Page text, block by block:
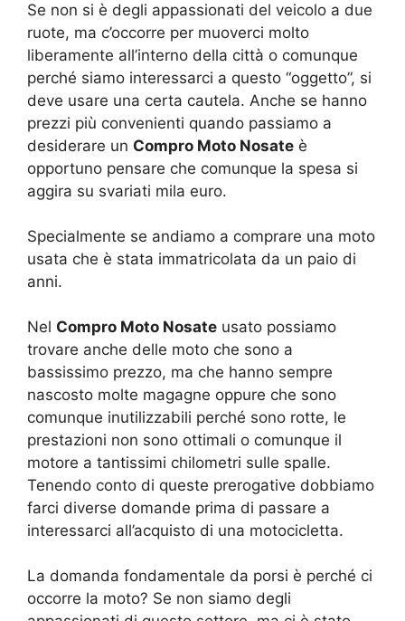
Se non si è degli appassionati del veicolo a due
ruote, ma c’occorre per muoverci molto
liberamente all’interno della città o comunque
perché siamo interessarci a questo “oggetto”, si
deve usare una certa cautela. Anche se hanno
prezzi più convenienti quando passiamo a
desiderare un Compro Moto Nosate è
opportuno pensare che comunque la spesa si
aggira su svariati mila euro.
Specialmente se andiamo a comprare una moto
usata che è stata immatricolata da un paio di
anni.
Nel Compro Moto Nosate usato possiamo
trovare anche delle moto che sono a
bassissimo prezzo, ma che hanno sempre
nascosto molte magagne oppure che sono
comunque inutilizzabili perché sono rotte, le
prestazioni non sono ottimali o comunque il
motore a tantissimi chilometri sulle spalle.
Tenendo conto di queste prerogative dobbiamo
farci diverse domande prima di passare a
interessarci all’acquisto di una motocicletta.
La domanda fondamentale da porsi è perché ci
occorre la moto? Se non siamo degli